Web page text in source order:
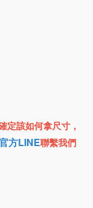
定該如何拿尺寸，
方LINE聯繫我們